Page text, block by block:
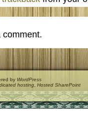
comment.
by WordPress
hosting Hosted SharePoint